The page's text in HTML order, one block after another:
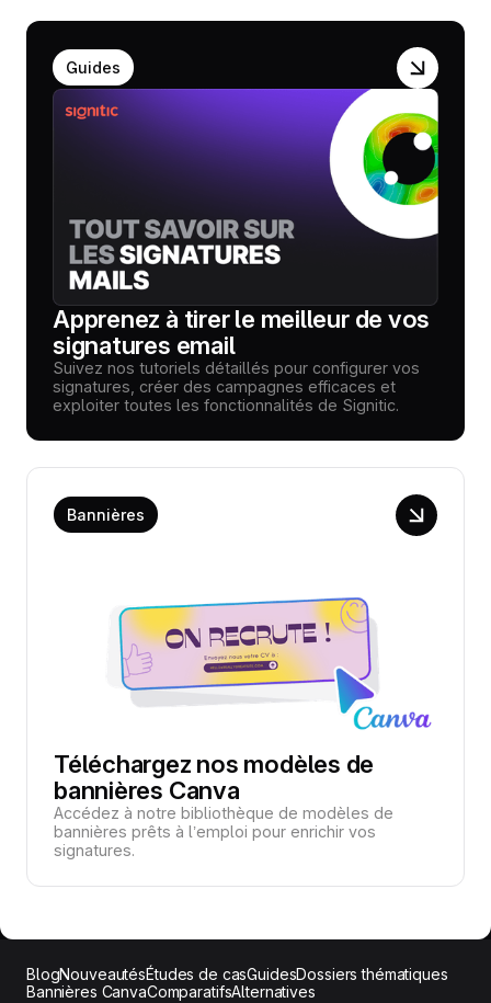
Guides
Apprenez à tirer le meilleur de vos
signatures email
Suivez nos tutoriels détaillés pour configurer vos
signatures, créer des campagnes efficaces et
exploiter toutes les fonctionnalités de Signitic.
Bannières
Téléchargez nos modèles de
bannières Canva
Accédez à notre bibliothèque de modèles de
bannières prêts à l’emploi pour enrichir vos
signatures.
BlogNouveautésÉtudes de casGuidesDossiers thématiques
Bannières CanvaComparatifsAlternatives